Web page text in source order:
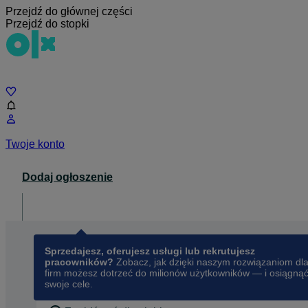
Przejdź do głównej części
Przejdź do stopki
Twoje konto
Dodaj ogłoszenie
Sprzedajesz, oferujesz usługi lub rekrutujesz
pracowników? Zobacz, jak dzięki naszym rozwiązaniom dla
firm możesz dotrzeć do milionów użytkowników — i osiągnąć
swoje cele.